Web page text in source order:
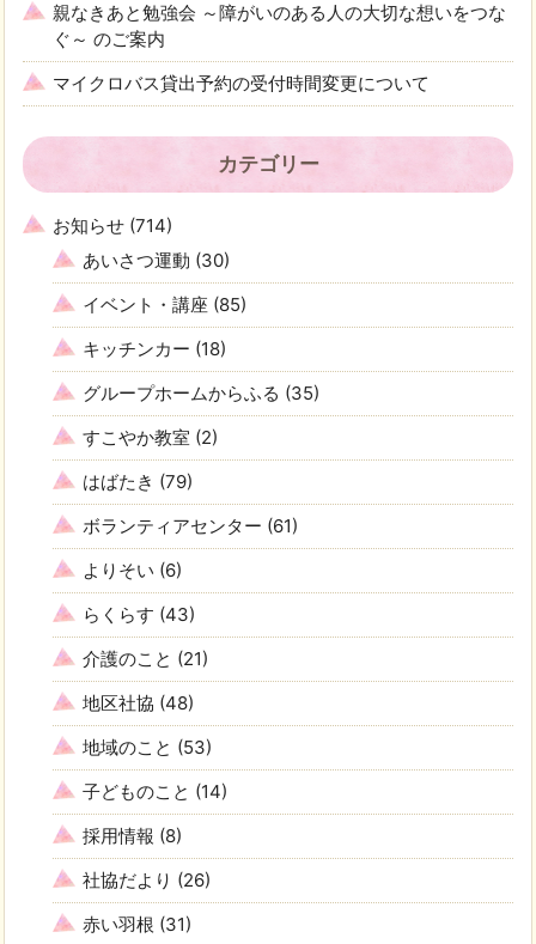
親なきあと勉強会 ～障がいのある人の大切な想いをつな
ぐ～ のご案内
マイクロバス貸出予約の受付時間変更について
カテゴリー
お知らせ (714)
あいさつ運動 (30)
イベント・講座 (85)
キッチンカー (18)
グループホームからふる (35)
すこやか教室 (2)
はばたき (79)
ボランティアセンター (61)
よりそい (6)
らくらす (43)
介護のこと (21)
地区社協 (48)
地域のこと (53)
子どものこと (14)
採用情報 (8)
社協だより (26)
赤い羽根 (31)